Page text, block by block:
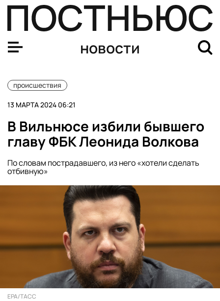
новости
происшествия
13 МАРТА 2024 06:21
В Вильнюсе избили бывшего
главу ФБК Леонида Волкова
По словам пострадавшего, из него «хотели сделать
отбивную»
EPA/ТАСС
Минобороны: ночью Россию атаковали 25